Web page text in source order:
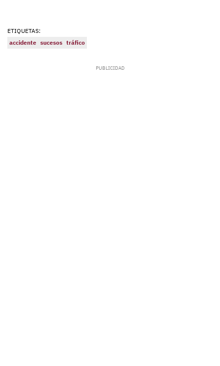
ETIQUETAS:
accidente sucesos tráfico